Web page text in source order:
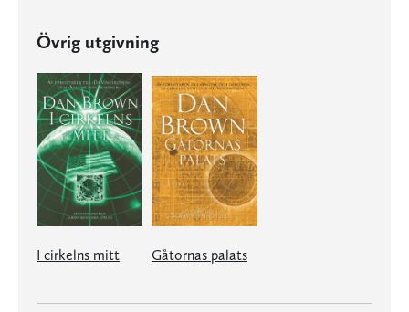
Övrig utgivning
I cirkelns mitt Gåtornas palats